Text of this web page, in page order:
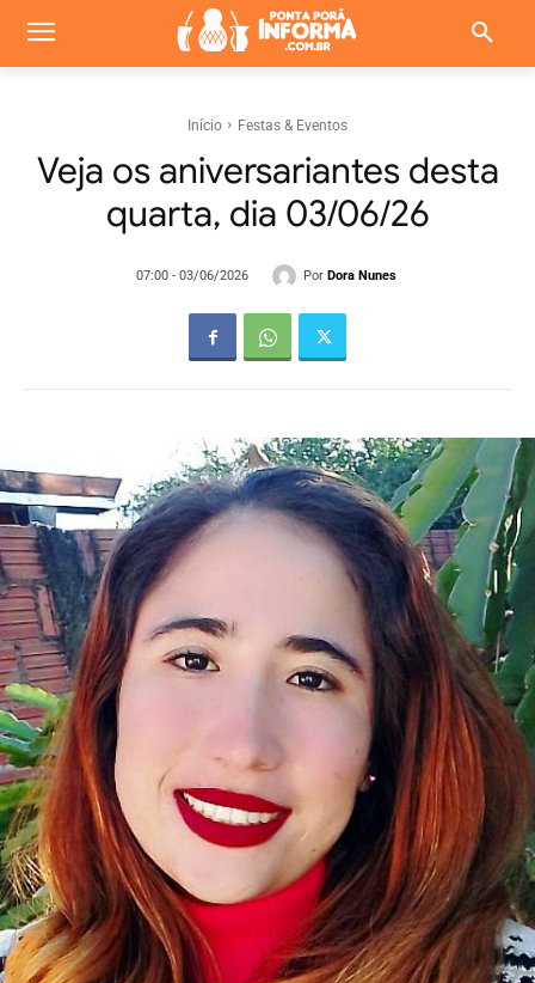
Início Festas & Eventos
Veja os aniversariantes desta
quarta, dia 03/06/26
07:00 - 03/06/2026 Por Dora Nunes